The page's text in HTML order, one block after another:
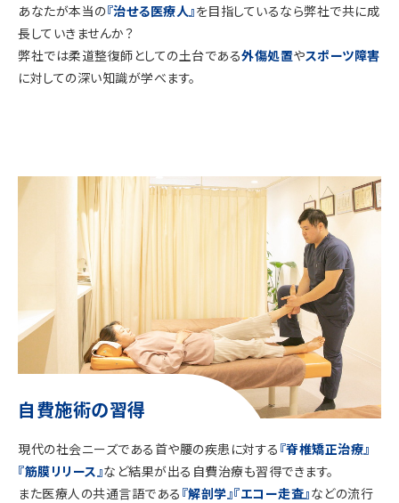
あなたが本当の『治せる医療人』を目指しているなら弊社で共に成
長していきませんか？
弊社では柔道整復師としての土台である外傷処置やスポーツ障害
に対しての深い知識が学べます。
自費施術の習得
現代の社会ニーズである首や腰の疾患に対する 『脊椎矯正治療』
『筋膜リリース』など結果が出る自費治療も習得できます。
また医療人の共通言語である 『解剖学』『エコー走査』などの流行